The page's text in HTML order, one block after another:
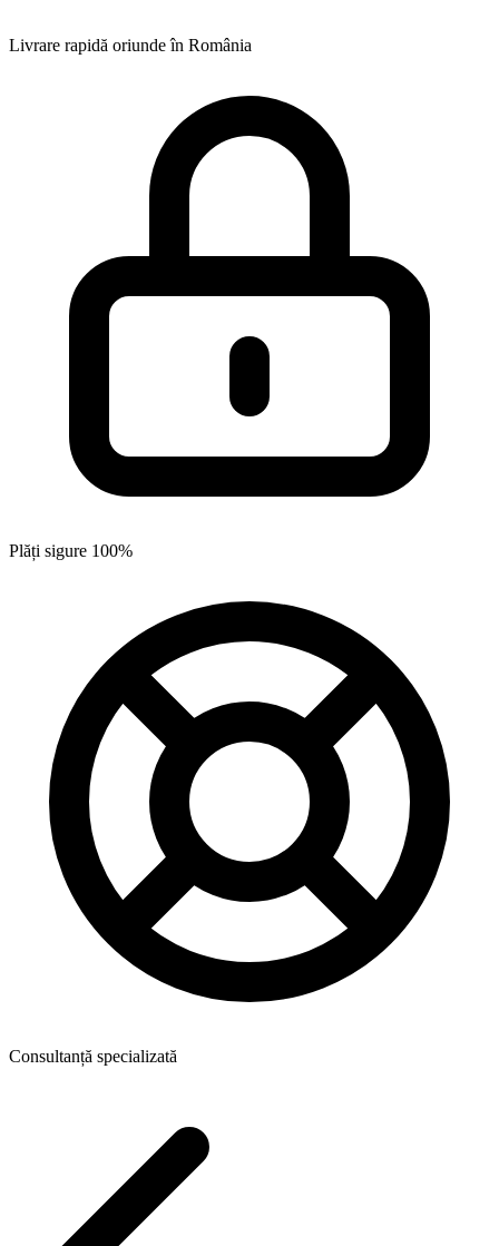
Livrare rapidă oriunde în România
Plăți sigure 100%
Consultanță specializată